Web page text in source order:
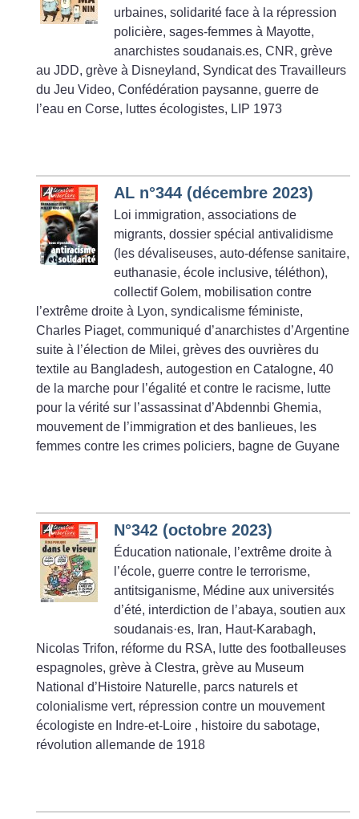
urbaines, solidarité face à la répression
policière, sages-femmes à Mayotte,
anarchistes soudanais.es, CNR, grève
au JDD, grève à Disneyland, Syndicat des Travailleurs
du Jeu Video, Confédération paysanne, guerre de
l’eau en Corse, luttes écologistes, LIP 1973
AL n°344 (décembre 2023)
Loi immigration, associations de
migrants, dossier spécial antivalidisme
(les dévaliseuses, auto-défense sanitaire,
euthanasie, école inclusive, téléthon),
collectif Golem, mobilisation contre
l’extrême droite à Lyon, syndicalisme féministe,
Charles Piaget, communiqué d’anarchistes d’Argentine
suite à l’élection de Milei, grèves des ouvrières du
textile au Bangladesh, autogestion en Catalogne, 40
de la marche pour l’égalité et contre le racisme, lutte
pour la vérité sur l’assassinat d’Abdennbi Ghemia,
mouvement de l’immigration et des banlieues, les
femmes contre les crimes policiers, bagne de Guyane
N°342 (octobre 2023)
Éducation nationale, l’extrême droite à
l’école, guerre contre le terrorisme,
antitsiganisme, Médine aux universités
d’été, interdiction de l’abaya, soutien aux
soudanais·es, Iran, Haut-Karabagh,
Nicolas Trifon, réforme du RSA, lutte des footballeuses
espagnoles, grève à Clestra, grève au Museum
National d’Histoire Naturelle, parcs naturels et
colonialisme vert, répression contre un mouvement
écologiste en Indre-et-Loire , histoire du sabotage,
révolution allemande de 1918